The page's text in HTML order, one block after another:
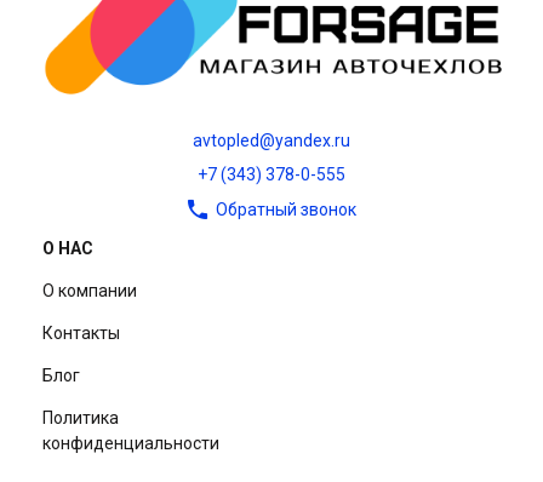
avtopled@yandex.ru
+7 (343) 378-0-555
Обратный звонок
О НАС
О компании
Контакты
Блог
Политика
конфиденциальности